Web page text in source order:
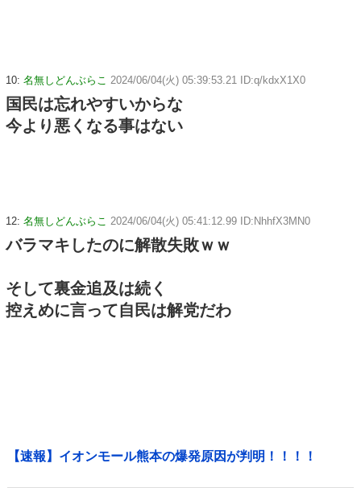
10: 名無しどんぶらこ 2024/06/04(火) 05:39:53.21 ID:q/kdxX1X0
国民は忘れやすいからな
今より悪くなる事はない
12: 名無しどんぶらこ 2024/06/04(火) 05:41:12.99 ID:NhhfX3MN0
バラマキしたのに解散失敗ｗｗ
そして裏金追及は続く
控えめに言って自民は解党だわ
【速報】イオンモール熊本の爆発原因が判明！！！！